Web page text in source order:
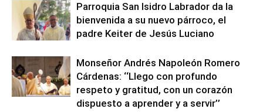
Parroquia San Isidro Labrador da la
bienvenida a su nuevo párroco, el
padre Keiter de Jesús Luciano
Monseñor Andrés Napoleón Romero
Cárdenas: ‘‘Llego con profundo
respeto y gratitud, con un corazón
dispuesto a aprender y a servir’’